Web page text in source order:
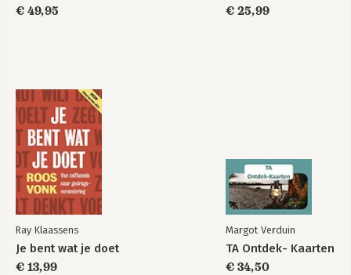
€ 49,95
€ 25,99
Ray Klaassens
Je bent wat je doet
€ 13,99
Margot Verduin
TA Ontdek- Kaarten
€ 34,50